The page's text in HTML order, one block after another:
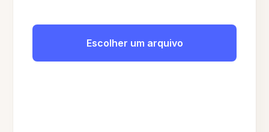
Escolher um arquivo